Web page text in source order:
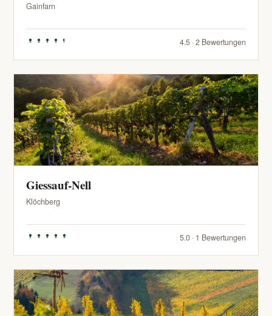
Gainfarn
4.5 · 2 Bewertungen
Giessauf-Nell
Klöchberg
5.0 · 1 Bewertungen